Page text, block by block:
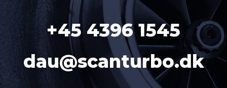
+45 4396 1545
dau@scanturbo.dk